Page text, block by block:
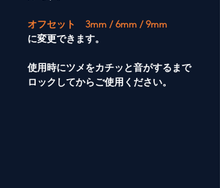
オフセット 3mm / 6mm / 9mm
に変更できます。
使用時にツメをカチッと音がするまで
ロックしてからご使用ください。